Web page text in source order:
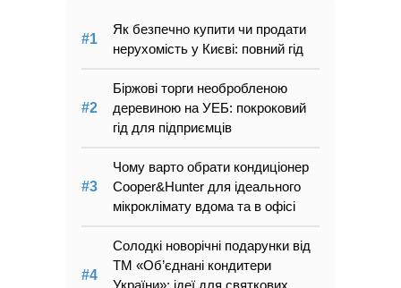
Як безпечно купити чи продати
нерухомість у Києві: повний гід
Біржові торги необробленою
деревиною на УЕБ: покроковий
гід для підприємців
Чому варто обрати кондиціонер
Cooper&Hunter для ідеального
мікроклімату вдома та в офісі
Солодкі новорічні подарунки від
ТМ «Об’єднані кондитери
України»: ідеї для святкових